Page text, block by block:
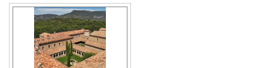
Font Family
Reset
Done